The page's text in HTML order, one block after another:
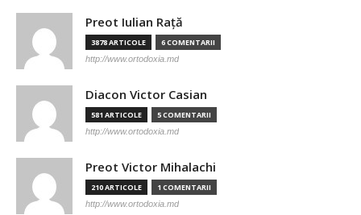
Preot Iulian Raţă
3878 ARTICOLE 6 COMENTARII
http://www.ortodoxia.md
Diacon Victor Casian
581 ARTICOLE 5 COMENTARII
http://www.ortodoxia.md
Preot Victor Mihalachi
210 ARTICOLE 1 COMENTARII
http://www.ortodoxia.md